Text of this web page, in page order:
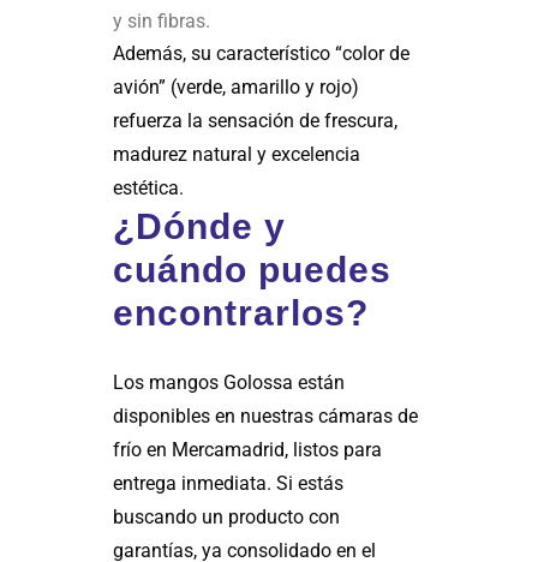
y sin fibras.
Además, su característico “color de
avión” (verde, amarillo y rojo)
refuerza la sensación de frescura,
madurez natural y excelencia
estética.
¿Dónde y
cuándo puedes
encontrarlos?
Los mangos Golossa están
disponibles en nuestras cámaras de
frío en Mercamadrid, listos para
entrega inmediata. Si estás
buscando un producto con
garantías, ya consolidado en el